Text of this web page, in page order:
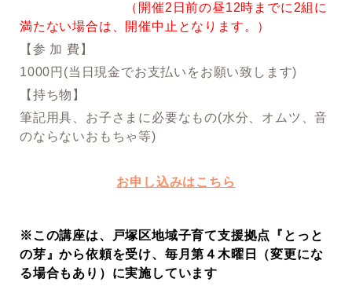
（開催2日前の昼12時までに2組に
満たない場合は、開催中止となります。）
【参 加 費】
1000円(当日現金でお支払いをお願い致します)
【持ち物】
筆記用具、お子さまに必要なもの(水分、オムツ、音
のならないおもちゃ等)
お申し込みはこちら
※この講座は、戸塚区地域子育て支援拠点『とっと
の芽』から依頼を受け、毎月第４木曜日（変更にな
る場合もあり）に実施しています